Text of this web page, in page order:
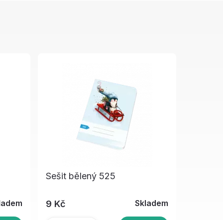
Sešit bělený 525
9 Kč Skladem